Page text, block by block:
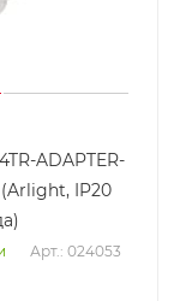
ADAPTER-
(Arlight, IP20
Арт.: 024053